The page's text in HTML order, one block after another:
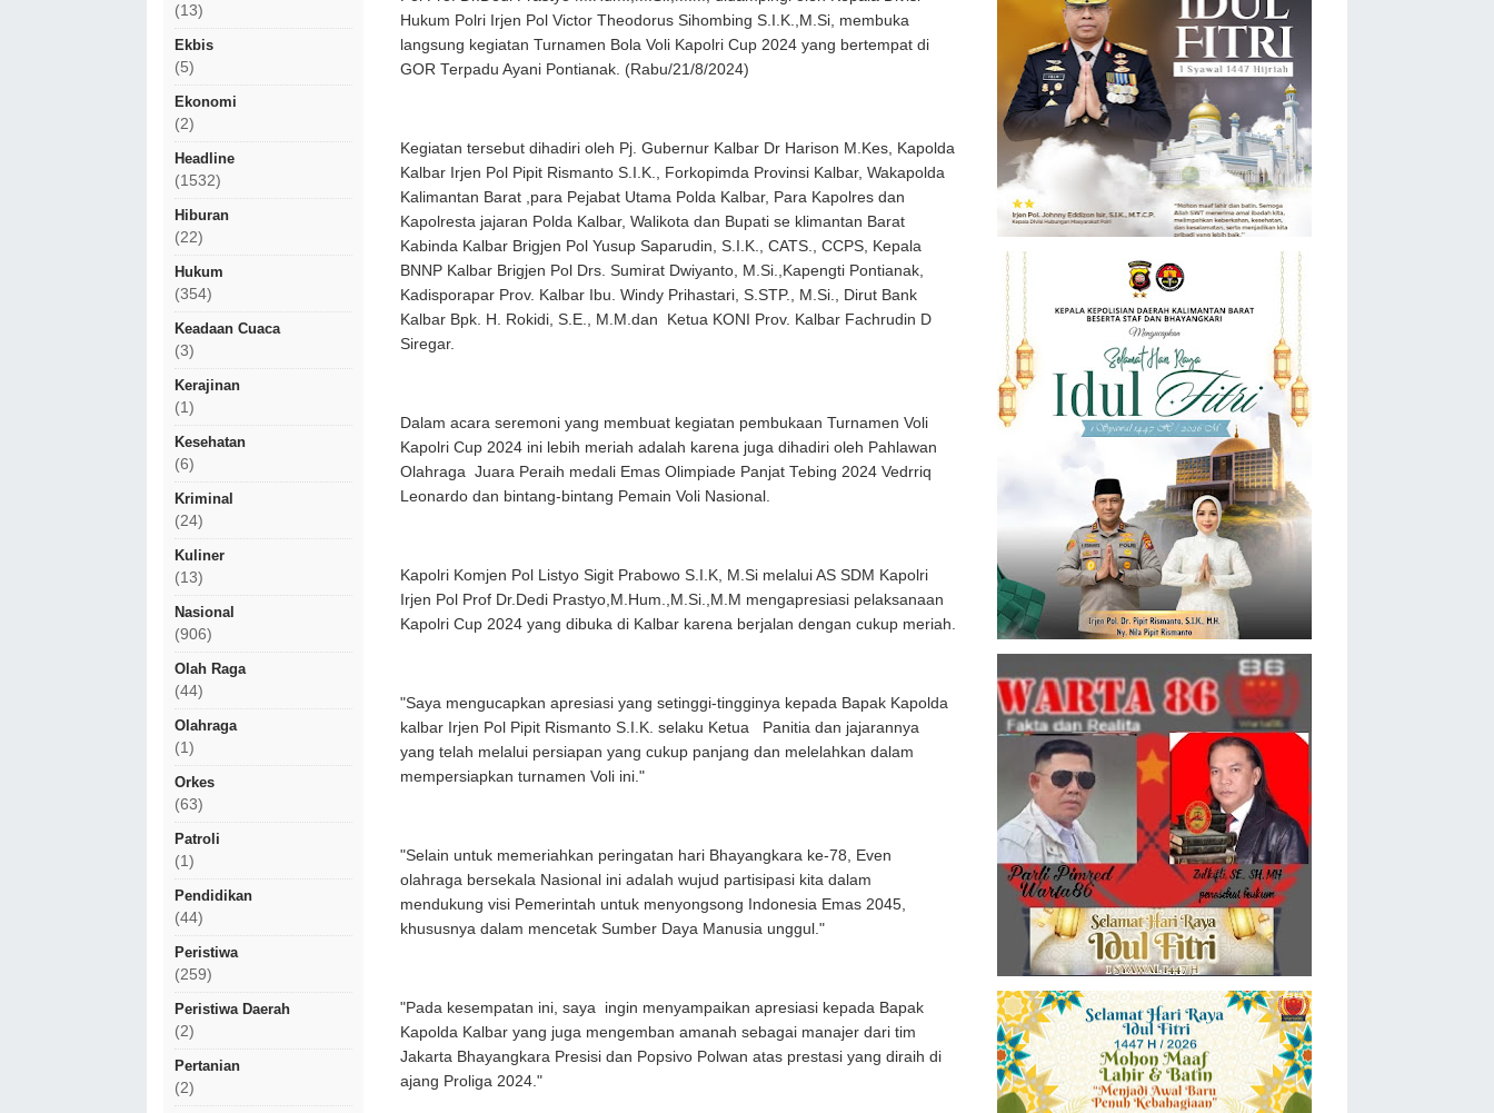
(13)
Ekbis
(5)
Ekonomi
(2)
Headline
(1532)
Hiburan
(22)
Hukum
(354)
Keadaan Cuaca
(3)
Kerajinan
(1)
Kesehatan
(6)
Kriminal
(24)
Kuliner
(13)
Nasional
(906)
Olah Raga
(44)
Olahraga
(1)
Orkes
(63)
Patroli
(1)
Pendidikan
(44)
Peristiwa
(259)
Peristiwa Daerah
(2)
Pertanian
(2)
Hukum Polri Irjen Pol Victor Theodorus Sihombing S.I.K.,M.Si, membuka
langsung kegiatan Turnamen Bola Voli Kapolri Cup 2024 yang bertempat di
GOR Terpadu Ayani Pontianak. (Rabu/21/8/2024)
Kegiatan tersebut dihadiri oleh Pj. Gubernur Kalbar Dr Harison M.Kes, Kapolda
Kalbar Irjen Pol Pipit Rismanto S.I.K., Forkopimda Provinsi Kalbar, Wakapolda
Kalimantan Barat ,para Pejabat Utama Polda Kalbar, Para Kapolres dan
Kapolresta jajaran Polda Kalbar, Walikota dan Bupati se klimantan Barat
Kabinda Kalbar Brigjen Pol Yusup Saparudin, S.I.K., CATS., CCPS, Kepala
BNNP Kalbar Brigjen Pol Drs. Sumirat Dwiyanto, M.Si.,Kapengti Pontianak,
Kadisporapar Prov. Kalbar Ibu. Windy Prihastari, S.STP., M.Si., Dirut Bank
Kalbar Bpk. H. Rokidi, S.E., M.M.dan Ketua KONI Prov. Kalbar Fachrudin D
Siregar.
Dalam acara seremoni yang membuat kegiatan pembukaan Turnamen Voli
Kapolri Cup 2024 ini lebih meriah adalah karena juga dihadiri oleh Pahlawan
Olahraga Juara Peraih medali Emas Olimpiade Panjat Tebing 2024 Vedrriq
Leonardo dan bintang-bintang Pemain Voli Nasional.
Kapolri Komjen Pol Listyo Sigit Prabowo S.I.K, M.Si melalui AS SDM Kapolri
Irjen Pol Prof Dr.Dedi Prastyo,M.Hum.,M.Si.,M.M mengapresiasi pelaksanaan
Kapolri Cup 2024 yang dibuka di Kalbar karena berjalan dengan cukup meriah.
"Saya mengucapkan apresiasi yang setinggi-tingginya kepada Bapak Kapolda
kalbar Irjen Pol Pipit Rismanto S.I.K. selaku Ketua Panitia dan jajarannya
yang telah melalui persiapan yang cukup panjang dan melelahkan dalam
mempersiapkan turnamen Voli ini."
"Selain untuk memeriahkan peringatan hari Bhayangkara ke-78, Even
olahraga bersekala Nasional ini adalah wujud partisipasi kita dalam
mendukung visi Pemerintah untuk menyongsong Indonesia Emas 2045,
khususnya dalam mencetak Sumber Daya Manusia unggul."
"Pada kesempatan ini, saya ingin menyampaikan apresiasi kepada Bapak
Kapolda Kalbar yang juga mengemban amanah sebagai manajer dari tim
Jakarta Bhayangkara Presisi dan Popsivo Polwan atas prestasi yang diraih di
ajang Proliga 2024."